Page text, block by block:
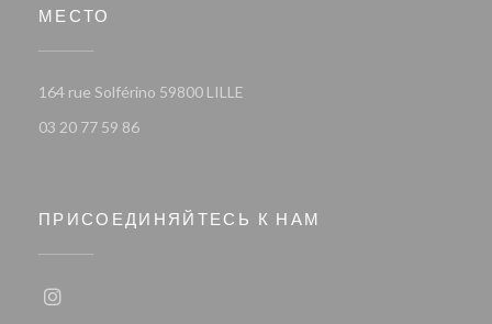
МЕСТО
164 rue Solférino 59800 LILLE
03 20 77 59 86
ПРИСОЕДИНЯЙТЕСЬ К НАМ